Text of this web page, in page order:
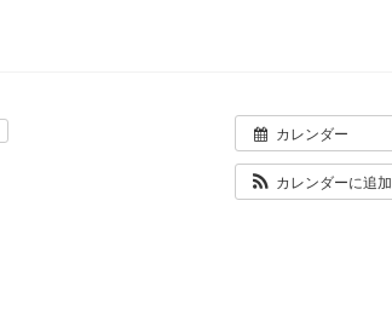
カレンダー
カレンダーに追加